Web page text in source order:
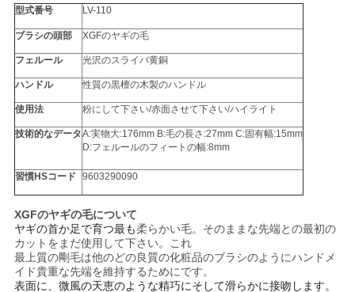
型式番号 LV-110
ブラシの頭部 XGFのヤギの毛
フェルール 光沢のスライバ黄銅
ハンドル 性質の黒檀の木製のハンドル
使用法 粉にして下さい/赤面させて下さい/ハイライト
技術的なデータA:実物大:176mm B:毛の長さ:27mm C:固有幅:15mm
D:フェルールのフィートの幅:8mm
習慣HSコード 9603290090
XGFのヤギの毛について
ヤギの首か足で育つ最も柔らかい毛。そのままな先端との最初の
カットをまだ使用して下さい。これ
最上質の剛毛は他のどの良質の化粧品のブラシのようにハンドメ
イド貴重な先端を維持するためにです。
表面に、微風の天恵のような精巧にそして滑らかに接吻します。